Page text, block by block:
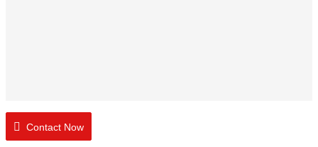
Contact Now